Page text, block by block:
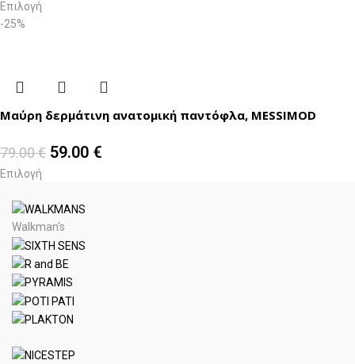
Επιλογή
-25%
Μαύρη δερμάτινη ανατομική παντόφλα, MESSIMOD
79.00€ 59.00 €
Επιλογή
Walkman's